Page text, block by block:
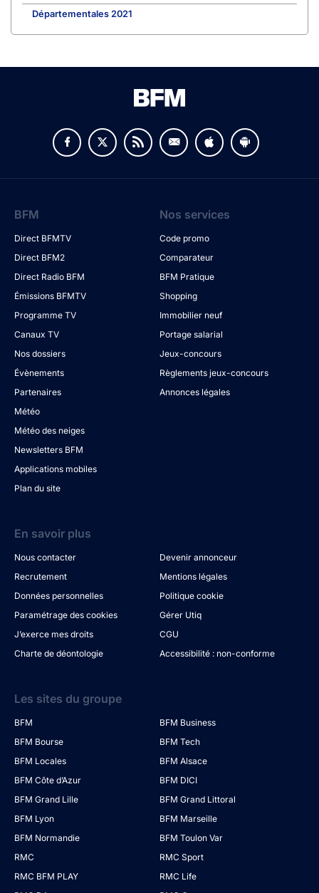
Départementales 2021
BFM
Direct BFMTV
Direct BFM2
Direct Radio BFM
Émissions BFMTV
Programme TV
Canaux TV
Nos dossiers
Évènements
Partenaires
Météo
Météo des neiges
Newsletters BFM
Applications mobiles
Plan du site
Nos services
Code promo
Comparateur
BFM Pratique
Shopping
Immobilier neuf
Portage salarial
Jeux-concours
Règlements jeux-concours
Annonces légales
En savoir plus
Nous contacter
Devenir annonceur
Recrutement
Mentions légales
Données personnelles
Politique cookie
Paramétrage des cookies
Gérer Utiq
J’exerce mes droits
CGU
Charte de déontologie
Accessibilité : non-conforme
Les sites du groupe
BFM
BFM Business
BFM Bourse
BFM Tech
BFM Locales
BFM Alsace
BFM Côte d’Azur
BFM DICI
BFM Grand Lille
BFM Grand Littoral
BFM Lyon
BFM Marseille
BFM Normandie
BFM Toulon Var
RMC
RMC Sport
RMC BFM PLAY
RMC Life